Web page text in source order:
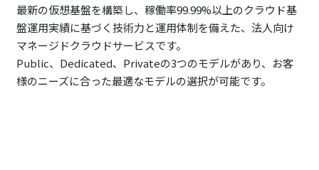
最新の仮想基盤を構築し、稼働率99.99%以上のクラウド基
盤運用実績に基づく技術力と運用体制を備えた、法人向け
マネージドクラウドサービスです。
Public、Dedicated、Privateの3つのモデルがあり、お客
様のニーズに合った最適なモデルの選択が可能です。